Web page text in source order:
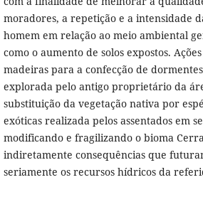
moradores, a repetição e a intensidade
homem em relação ao meio ambiental
como o aumento de solos expostos.
madeiras para a confecção de
explorada pelo antigo proprietário da
substituição da vegetação nativa por
exóticas realizada pelos assentados em
modificando e fragilizando o bioma
indiretamente consequências que
seriamente os recursos hídricos da